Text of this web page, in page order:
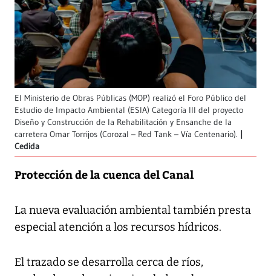
El Ministerio de Obras Públicas (MOP) realizó el Foro Público del
Estudio de Impacto Ambiental (ESIA) Categoría III del proyecto
Diseño y Construcción de la Rehabilitación y Ensanche de la
carretera Omar Torrijos (Corozal – Red Tank – Vía Centenario).
Cedida
Protección de la cuenca del Canal
La nueva evaluación ambiental también presta
especial atención a los recursos hídricos.
El trazado se desarrolla cerca de ríos,